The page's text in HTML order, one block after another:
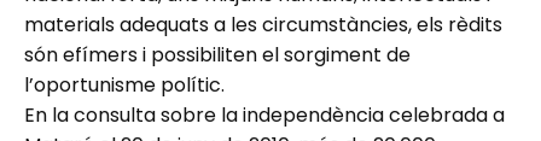
materials adequats a les circumstàncies, els rèdits
són efímers i possibiliten el sorgiment de
l’oportunisme polític.
En la consulta sobre la independència celebrada a